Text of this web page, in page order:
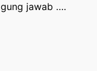
jawab ….